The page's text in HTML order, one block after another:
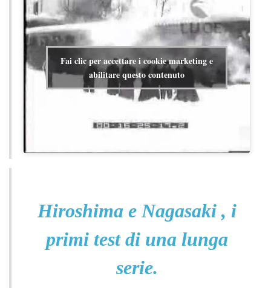
Fai clic per accettare i cookie marketing e
abilitare questo contenuto
Hiroshima e Nagasaki , i
primi test di una lunga
serie.